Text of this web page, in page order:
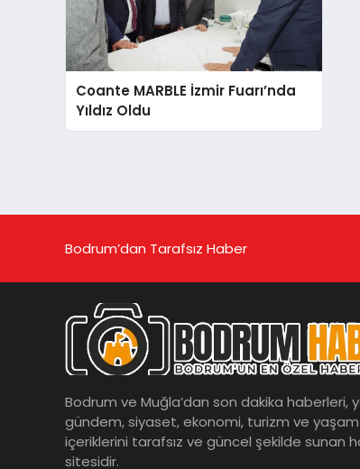
Coante MARBLE İzmir Fuarı’nda
Yıldız Oldu
Bodrum’dan Tarafsız Haber
Bodrum ve Muğla’dan son dakika haberleri,
gündem, siyaset, ekonomi, turizm ve yaşam
içeriklerini tarafsız ve güncel şekilde sunan
sitesidir.